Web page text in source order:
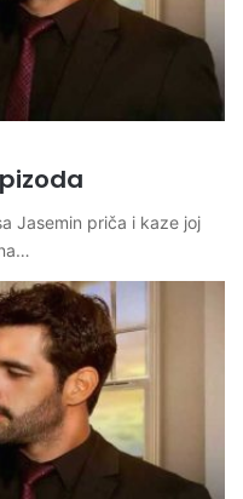
Jasemin priča i kaze joj